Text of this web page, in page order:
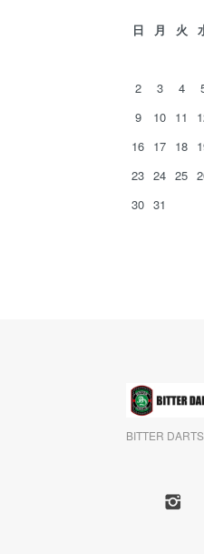
日 月 火
2
3 4
9
10 11
16 17 18
23 24 25
30 31
BITTER